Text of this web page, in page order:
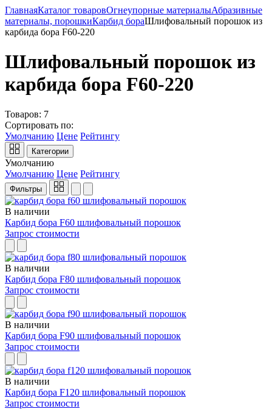
ГлавнаяКаталог товаровОгнеупорные материалыАбразивные
материалы, порошкиКарбид бораШлифовальный порошок из
карбида бора F60-220
Шлифовальный порошок из
карбида бора F60-220
Товаров: 7
Сортировать по:
Умолчанию Цене Рейтингу
Категории
Умолчанию
Умолчанию Цене Рейтингу
Фильтры
В наличии
Карбид бора F60 шлифовальный порошок
Запрос стоимости
В наличии
Карбид бора F80 шлифовальный порошок
Запрос стоимости
В наличии
Карбид бора F90 шлифовальный порошок
Запрос стоимости
В наличии
Карбид бора F120 шлифовальный порошок
Запрос стоимости